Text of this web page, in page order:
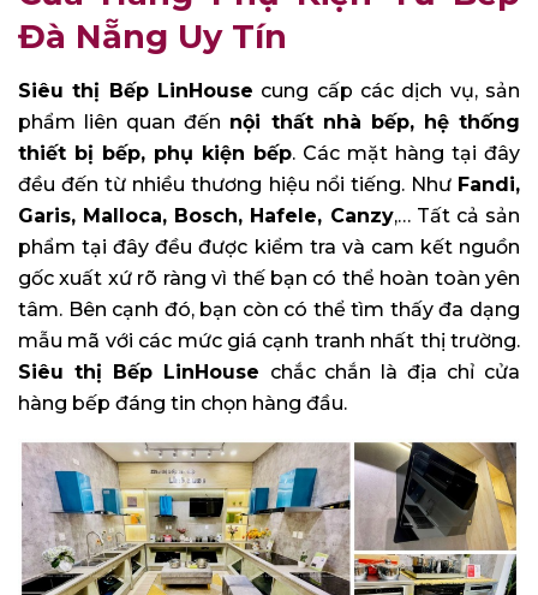
Đà Nẵng Uy Tín
Siêu thị Bếp LinHouse cung cấp các dịch vụ, sản
phẩm liên quan đến nội thất nhà bếp, hệ thống
thiết bị bếp, phụ kiện bếp. Các mặt hàng tại đây
đều đến từ nhiều thương hiệu nổi tiếng. Như Fandi,
Garis, Malloca, Bosch, Hafele, Canzy,… Tất cả sản
phẩm tại đây đều được kiểm tra và cam kết nguồn
gốc xuất xứ rõ ràng vì thế bạn có thể hoàn toàn yên
tâm. Bên cạnh đó, bạn còn có thể tìm thấy đa dạng
mẫu mã với các mức giá cạnh tranh nhất thị trường.
Siêu thị Bếp LinHouse chắc chắn là địa chỉ cửa
hàng bếp đáng tin chọn hàng đầu.